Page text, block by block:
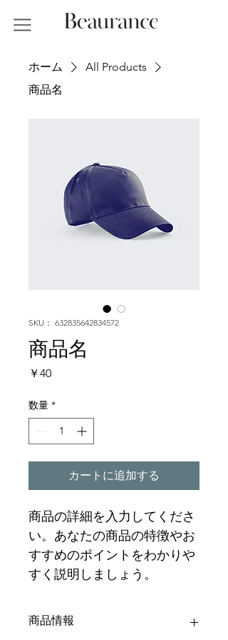
ホーム
All Products
商品名
SKU： 632835642834572
商品名
￥40価
数量 *
カートに追加する
商品の詳細を入力してくださ
い。あなたの商品の特徴やお
すすめのポイントをわかりや
すく説明しましょう。
商品情報